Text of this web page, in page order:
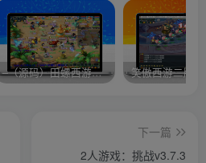
–（源码）田螺西游9.0 假人摆摊18门派飞升渡劫化圣助战最新BB谛听…. 笑傲西游二版-
下一篇
2人游戏：挑战v3.7.3